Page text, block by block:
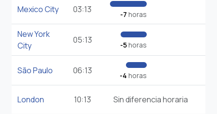
Mexico City 03:13 -7 horas
New York
City
05:13 -5horas
São Paulo 06:13 -4 horas
London 10:13 Sin diferencia horaria